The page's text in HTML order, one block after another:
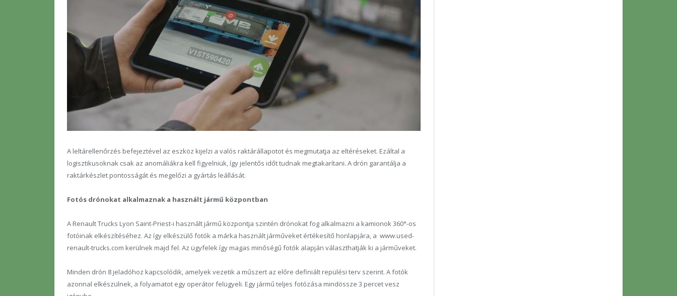
A leltárellenőrzés befejeztével az eszköz kijelzi a valós raktárállapotot és megmutatja az eltéréseket. Ezáltal a
logisztikusoknak csak az anomáliákra kell figyelniük, így jelentős időt tudnak megtakarítani. A drón garantálja a
raktárkészlet pontosságát és megelőzi a gyártás leállását.
Fotós drónokat alkalmaznak a használt jármű központban
A Renault Trucks Lyon Saint-Priest-i használt jármű központja szintén drónokat fog alkalmazni a kamionok 360°-os
fotóinak elkészítéséhez. Az így elkészülő fotók a márka használt járműveket értékesítő honlapjára, a www.used-
renault-trucks.com kerülnek majd fel. Az ügyfelek így magas minőségű fotók alapján választhatják ki a járműveket.
Minden drón 8 jeladóhoz kapcsolódik, amelyek vezetik a műszert az előre definiált repülési terv szerint. A fotók
azonnal elkészülnek, a folyamatot egy operátor felügyeli. Egy jármű teljes fotózása mindössze 3 percet vesz